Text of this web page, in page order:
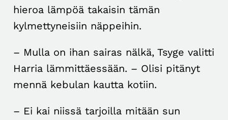
hieroa lämpöä takaisin tämän
kylmettyneisiin näppeihin.
– Mulla on ihan sairas nälkä, Tsyge valitti
Harria lämmittäessään. – Olisi pitänyt
mennä kebulan kautta kotiin.
– Ei kai niissä tarjoilla mitään sun